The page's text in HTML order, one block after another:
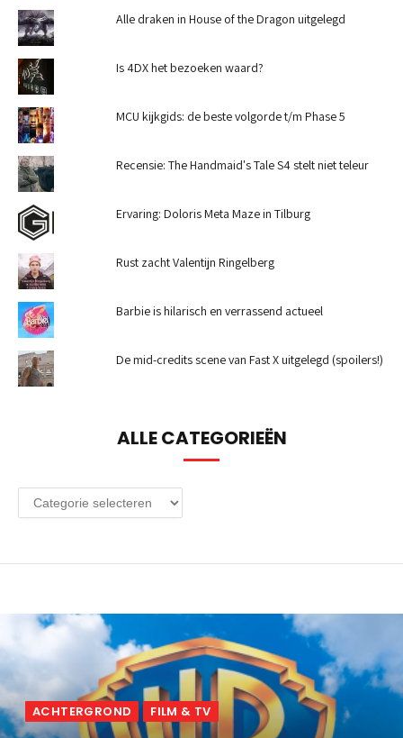
Alle draken in House of the Dragon uitgelegd
Is 4DX het bezoeken waard?
MCU kijkgids: de beste volgorde t/m Phase 5
Recensie: The Handmaid's Tale S4 stelt niet teleur
Ervaring: Doloris Meta Maze in Tilburg
Rust zacht Valentijn Ringelberg
Barbie is hilarisch en verrassend actueel
De mid-credits scene van Fast X uitgelegd (spoilers!)
ALLE CATEGORIEËN
Alle
categorieën
ACHTERGROND FILM & TV